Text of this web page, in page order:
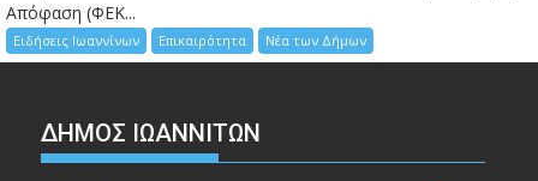
Απόφαση (ΦΕΚ...
Ειδήσεις Ιωαννίνων Επικαιρότητα Νέα των Δήμων
ΔΗΜΟΣ ΙΩΑΝΝΙΤΩΝ